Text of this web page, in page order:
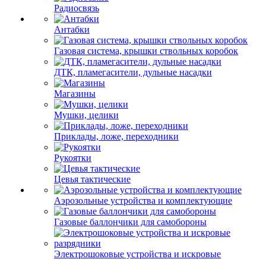
Радиосвязь
Антабки
Газовая система, крышки ствольных коробок
ДТК, пламегасители, дульные насадки
Магазины
Мушки, целики
Приклады, ложе, переходники
Рукоятки
Цевья тактические
Аэрозольные устройства и комплектующие
Газовые баллончики для самобороны
Электрошоковые устройства и искровые